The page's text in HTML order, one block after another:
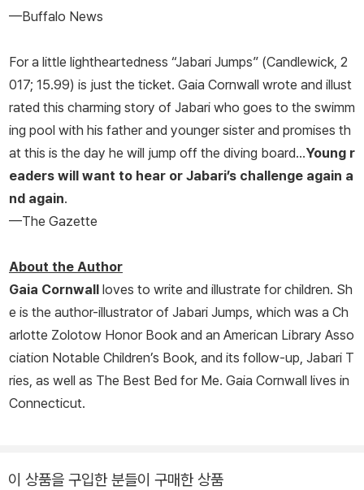
—Buffalo News
For a little lightheartedness “Jabari Jumps” (Candlewick, 2
017; 15.99) is just the ticket. Gaia Cornwall wrote and illust
rated this charming story of Jabari who goes to the swimm
ing pool with his father and younger sister and promises th
at this is the day he will jump off the diving board...Young r
eaders will want to hear or Jabari’s challenge again a
nd again.
—The Gazette
About the Author
Gaia Cornwall loves to write and illustrate for children. Sh
e is the author-illustrator of Jabari Jumps , which was a Ch
arlotte Zolotow Honor Book and an American Library Asso
ciation Notable Children’s Book, and its follow-up, Jabari T
ries , as well as The Best Bed for Me. Gaia Cornwall lives in
Connecticut.
이 상품을 구입한 분들이 구매한 상품